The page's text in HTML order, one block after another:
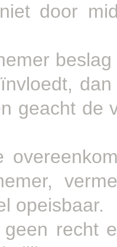
door
geacht de
opeisbaar.
recht